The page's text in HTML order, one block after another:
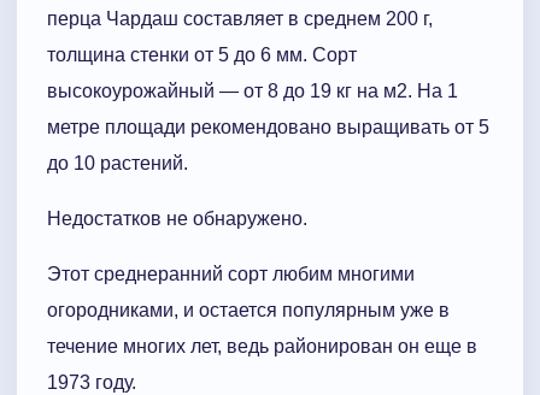
перца Чардаш составляет в среднем 200 г,
толщина стенки от 5 до 6 мм. Сорт
высокоурожайный — от 8 до 19 кг на м2. На 1
метре площади рекомендовано выращивать от 5
до 10 растений.
Недостатков не обнаружено.
Этот среднеранний сорт любим многими
огородниками, и остается популярным уже в
течение многих лет, ведь районирован он еще в
1973 году.